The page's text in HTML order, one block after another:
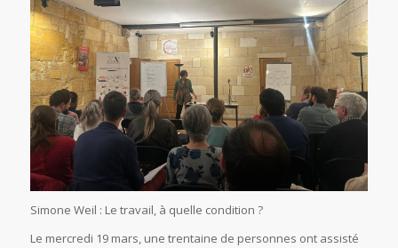
Simone Weil : Le travail, à quelle condition ?
Le mercredi 19 mars, une trentaine de personnes ont assisté